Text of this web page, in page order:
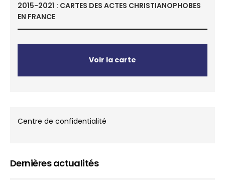
2015-2021 : CARTES DES ACTES CHRISTIANOPHOBES
EN FRANCE
Voir la carte
Centre de confidentialité
Dernières actualités